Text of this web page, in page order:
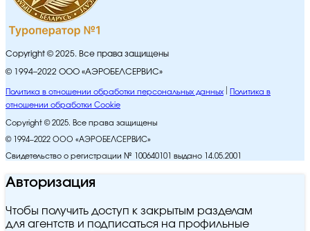
Copyright © 2025. Все права защищены
© 1994–2022 ООО «АЭРОБЕЛСЕРВИС»
Политика в отношении обработки персональных данных
Политика в
отношении обработки Cookie
Copyright © 2025. Все права защищены
© 1994–2022 ООО «АЭРОБЕЛСЕРВИС»
Свидетельство о регистрации № 100640101 выдано 14.05.2001
Авторизация
Чтобы получить доступ к закрытым разделам
для агентств и подписаться на профильные